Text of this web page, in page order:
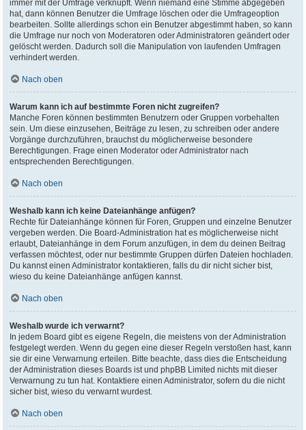
immer mit der Umfrage verknüpft. Wenn niemand eine Stimme abgegeben
hat, dann können Benutzer die Umfrage löschen oder die Umfrageoption
bearbeiten. Sollte allerdings schon ein Benutzer abgestimmt haben, so kann
die Umfrage nur noch von Moderatoren oder Administratoren geändert oder
gelöscht werden. Dadurch soll die Manipulation von laufenden Umfragen
verhindert werden.
Nach oben
Warum kann ich auf bestimmte Foren nicht zugreifen?
Manche Foren können bestimmten Benutzern oder Gruppen vorbehalten
sein. Um diese einzusehen, Beiträge zu lesen, zu schreiben oder andere
Vorgänge durchzuführen, brauchst du möglicherweise besondere
Berechtigungen. Frage einen Moderator oder Administrator nach
entsprechenden Berechtigungen.
Nach oben
Weshalb kann ich keine Dateianhänge anfügen?
Rechte für Dateianhänge können für Foren, Gruppen und einzelne Benutzer
vergeben werden. Die Board-Administration hat es möglicherweise nicht
erlaubt, Dateianhänge in dem Forum anzufügen, in dem du deinen Beitrag
verfassen möchtest, oder nur bestimmte Gruppen dürfen Dateien hochladen.
Du kannst einen Administrator kontaktieren, falls du dir nicht sicher bist,
wieso du keine Dateianhänge anfügen kannst.
Nach oben
Weshalb wurde ich verwarnt?
In jedem Board gibt es eigene Regeln, die meistens von der Administration
festgelegt werden. Wenn du gegen eine dieser Regeln verstoßen hast, kann
sie dir eine Verwarnung erteilen. Bitte beachte, dass dies die Entscheidung
der Administration dieses Boards ist und phpBB Limited nichts mit dieser
Verwarnung zu tun hat. Kontaktiere einen Administrator, sofern du die nicht
sicher bist, wieso du verwarnt wurdest.
Nach oben